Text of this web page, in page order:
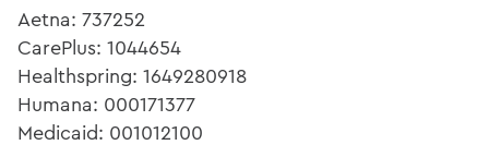
Aetna: 737252
CarePlus: 1044654
Healthspring: 1649280918
Humana: 000171377
Medicaid: 001012100